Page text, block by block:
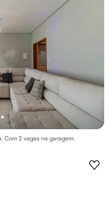
Com 2 vagas na garagem.